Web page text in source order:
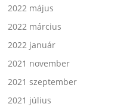
2022 május
2022 március
2022 január
2021 november
2021 szeptember
2021 július